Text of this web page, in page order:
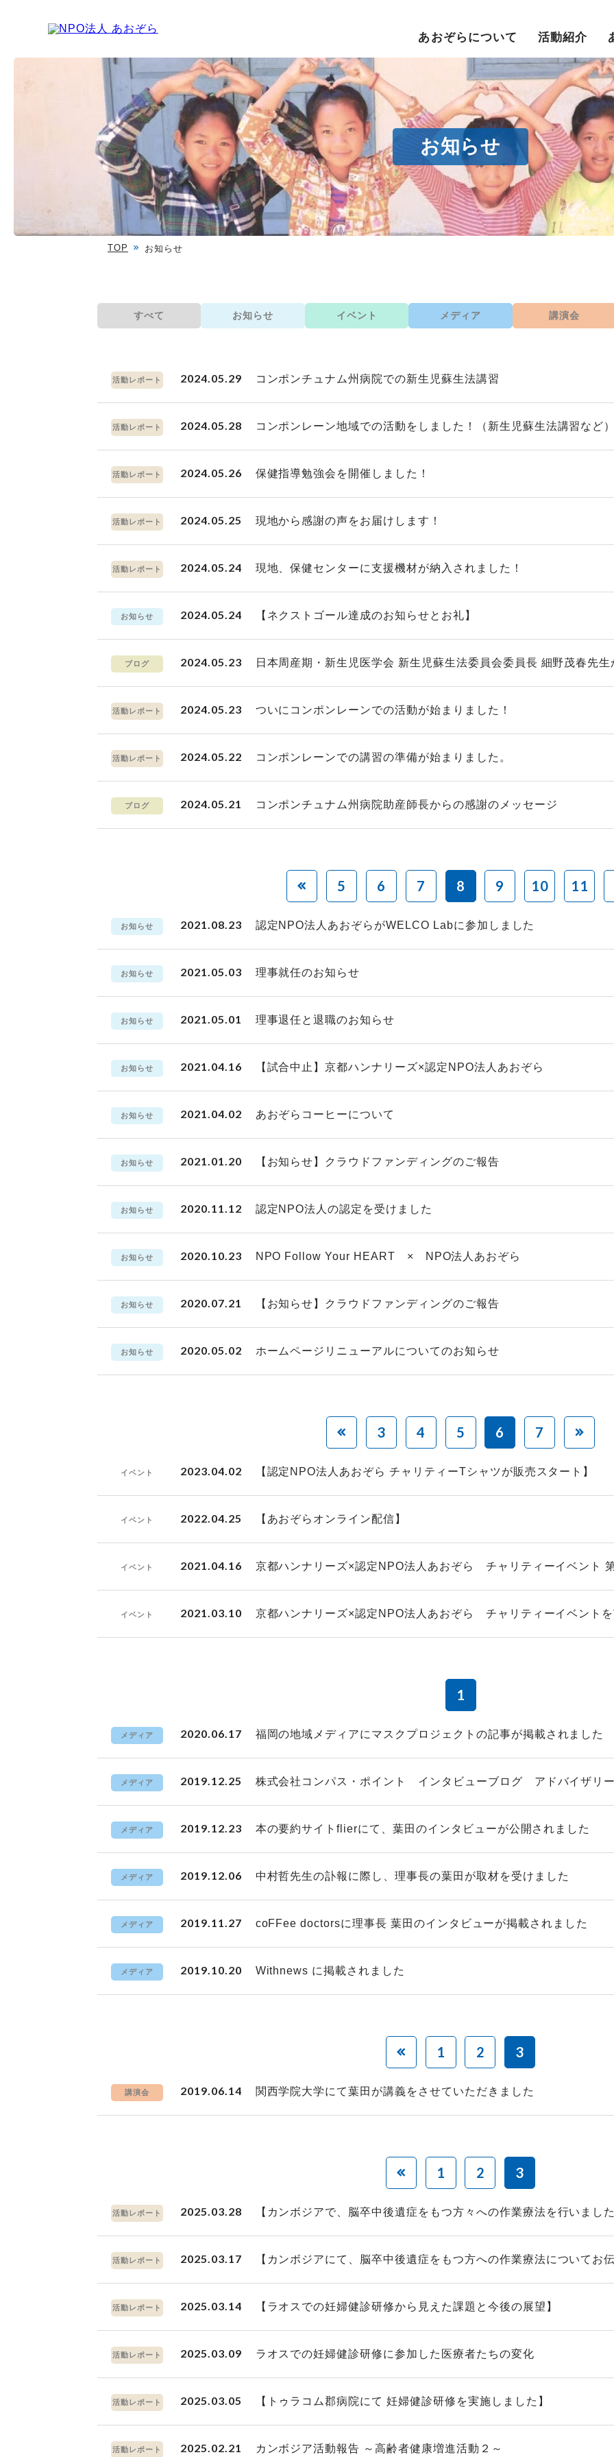
あおぞらについて 活動紹介
お知らせ
TOP お知らせ
すべて お知らせ イベント メディア 講演会
活動レポート 2024.05.29 コンポンチュナム州病院での新生児蘇生法講習
活動レポート 2024.05.28 コンポンレーン地域での活動をしました！（新生児蘇生法講習など）
活動レポート 2024.05.26 保健指導勉強会を開催しました！
活動レポート 2024.05.25 現地から感謝の声をお届けします！
活動レポート 2024.05.24 現地、保健センターに支援機材が納入されました！
お知らせ 2024.05.24 【ネクストゴール達成のお知らせとお礼】
ブログ 2024.05.23 日本周産期・新生児医学会 新生児蘇生法委員会委員長 細野茂春先
活動レポート 2024.05.23 ついにコンポンレーンでの活動が始まりました！
活動レポート 2024.05.22 コンポンレーンでの講習の準備が始まりました。
ブログ 2024.05.21 コンポンチュナム州病院助産師長からの感謝のメッセージ
5 6 7 8 9 10 11
お知らせ 2021.08.23 認定NPO法人あおぞらがWELCO Labに参加しました
お知らせ 2021.05.03 理事就任のお知らせ
お知らせ 2021.05.01 理事退任と退職のお知らせ
お知らせ 2021.04.16 【試合中止】京都ハンナリーズ×認定NPO法人あおぞら
お知らせ 2021.04.02 あおぞらコーヒーについて
お知らせ 2021.01.20 【お知らせ】クラウドファンディングのご報告
お知らせ 2020.11.12 認定NPO法人の認定を受けました
お知らせ 2020.10.23 NPO Follow Your HEART × NPO法人あおぞら
お知らせ 2020.07.21 【お知らせ】クラウドファンディングのご報告
お知らせ 2020.05.02 ホームページリニューアルについてのお知らせ
3 4 5 6 7
イベント 2023.04.02 【認定NPO法人あおぞら チャリティーTシャツが販売スタート】
イベント 2022.04.25 【あおぞらオンライン配信】
イベント 2021.04.16 京都ハンナリーズ×認定NPO法人あおぞら チャリティーイベント
イベント 2021.03.10 京都ハンナリーズ×認定NPO法人あおぞら チャリティーイベントを
1
メディア 2020.06.17 福岡の地域メディアにマスクプロジェクトの記事が掲載されました
メディア 2019.12.25 株式会社コンパス・ポイント インタビューブログ アドバイザリ
メディア 2019.12.23 本の要約サイトflierにて、葉田のインタビューが公開されました
メディア 2019.12.06 中村哲先生の訃報に際し、理事長の葉田が取材を受けました
メディア 2019.11.27 coFFee doctorsに理事長 葉田のインタビューが掲載されました
メディア 2019.10.20 Withnews に掲載されました
1 2 3
講演会 2019.06.14 関西学院大学にて葉田が講義をさせていただきました
1 2 3
活動レポート 2025.03.28 【カンボジアで、脳卒中後遺症をもつ方々への作業療法を行いました
活動レポート 2025.03.17 【カンボジアにて、脳卒中後遺症をもつ方への作業療法についてお
活動レポート 2025.03.14 【ラオスでの妊婦健診研修から見えた課題と今後の展望】
活動レポート 2025.03.09 ラオスでの妊婦健診研修に参加した医療者たちの変化
活動レポート 2025.03.05 【トゥラコム郡病院にて 妊婦健診研修を実施しました】
活動レポート 2025.02.21 カンボジア活動報告 ～高齢者健康増進活動２～